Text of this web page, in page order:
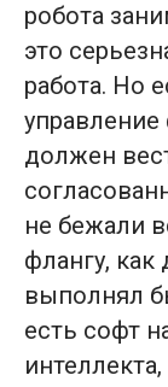
робота
это
работа. Но
должен
не бежали
флангу,
выполнял
есть софт